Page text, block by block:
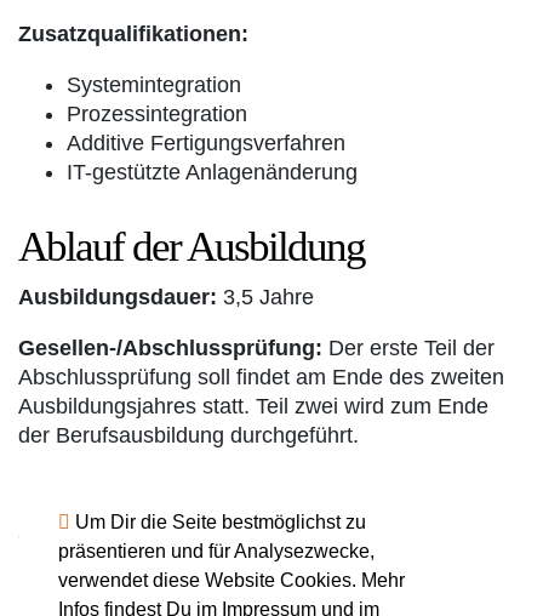
Um Dir die Seite bestmöglichst zu
präsentieren und für Analysezwecke,
verwendet diese Website Cookies. Mehr
Infos findest Du im Impressum und im
Zusatzqualifikationen:
Systemintegration
Prozessintegration
Additive Fertigungsverfahren
IT-gestützte Anlagenänderung
Ablauf der Ausbildung
Ausbildungsdauer: 3,5 Jahre
Gesellen-/Abschlussprüfung: Der erste Teil der
Abschlussprüfung soll findet am Ende des zweiten
Ausbildungsjahres statt. Teil zwei wird zum Ende
der Berufsausbildung durchgeführt.
Quelle: www.handwerk.de